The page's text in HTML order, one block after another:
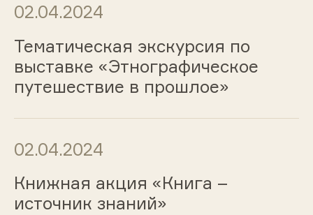
02.04.2024
Тематическая экскурсия по
выставке «Этнографическое
путешествие в прошлое»
02.04.2024
Книжная акция «Книга –
источник знаний»